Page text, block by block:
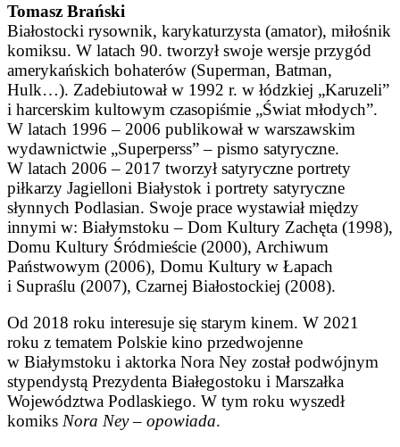
Tomasz Brański
Białostocki rysownik, karykaturzysta (amator), miłośnik
komiksu. W latach 90. tworzył swoje wersje przygód
amerykańskich bohaterów (Superman, Batman,
Hulk…). Zadebiutował w 1992 r. w łódzkiej „Karuzeli”
i harcerskim kultowym czasopiśmie „Świat młodych”.
W latach 1996 – 2006 publikował w warszawskim
wydawnictwie „Superperss” – pismo satyryczne.
W latach 2006 – 2017 tworzył satyryczne portrety
piłkarzy Jagielloni Białystok i portrety satyryczne
słynnych Podlasian. Swoje prace wystawiał między
innymi w: Białymstoku – Dom Kultury Zachęta (1998),
Domu Kultury Śródmieście (2000), Archiwum
Państwowym (2006), Domu Kultury w Łapach
i Supraślu (2007), Czarnej Białostockiej (2008).
Od 2018 roku interesuje się starym kinem. W 2021
roku z tematem Polskie kino przedwojenne
w Białymstoku i aktorka Nora Ney został podwójnym
stypendystą Prezydenta Białegostoku i Marszałka
Województwa Podlaskiego. W tym roku wyszedł
komiks Nora Ney – opowiada.